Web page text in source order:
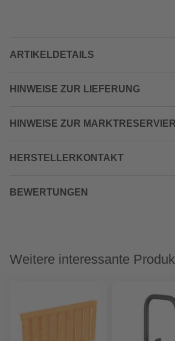
ARTIKELDETAILS
HINWEISE ZUR LIEFERUNG
HINWEISE ZUR
HERSTELLERKONTAKT
BEWERTUNGEN
Weitere interessante